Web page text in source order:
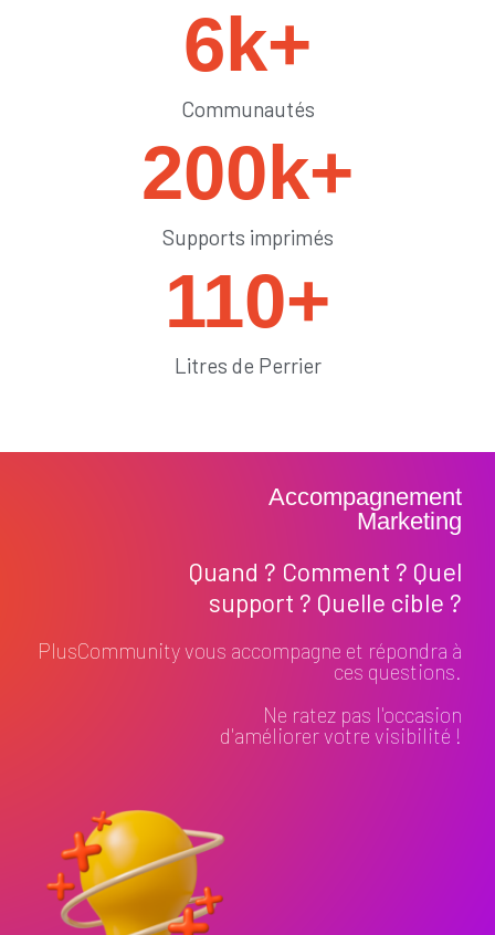
6k+
Communautés
200k+
Supports imprimés
110+
Litres de Perrier
Accompagnement
Marketing
Quand ? Comment ? Quel
support ? Quelle cible ?
PlusCommunity vous accompagne et répondra à
ces questions.
Ne ratez pas l'occasion
d'améliorer votre visibilité !